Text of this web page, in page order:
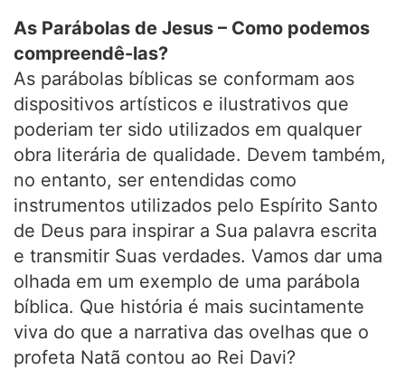
As Parábolas de Jesus – Como podemos
compreendê-las?
As parábolas bíblicas se conformam aos
dispositivos artísticos e ilustrativos que
poderiam ter sido utilizados em qualquer
obra literária de qualidade. Devem também,
no entanto, ser entendidas como
instrumentos utilizados pelo Espírito Santo
de Deus para inspirar a Sua palavra escrita
e transmitir Suas verdades. Vamos dar uma
olhada em um exemplo de uma parábola
bíblica. Que história é mais sucintamente
viva do que a narrativa das ovelhas que o
profeta Natã contou ao Rei Davi?